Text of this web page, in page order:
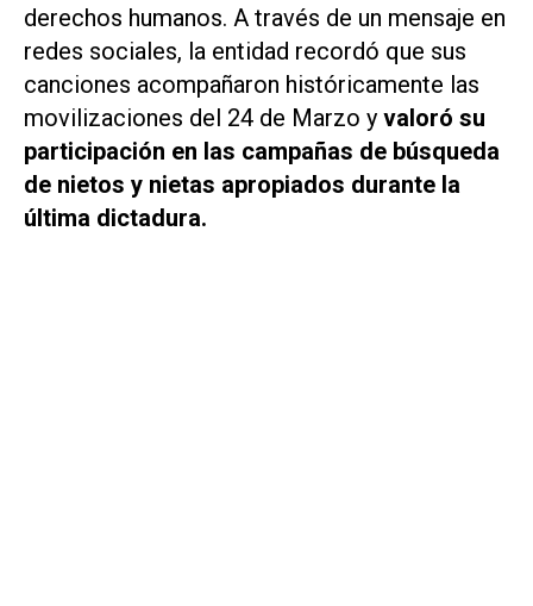
derechos humanos. A través de un mensaje en
redes sociales, la entidad recordó que sus
canciones acompañaron históricamente las
movilizaciones del 24 de Marzo y valoró su
participación en las campañas de búsqueda
de nietos y nietas apropiados durante la
última dictadura.